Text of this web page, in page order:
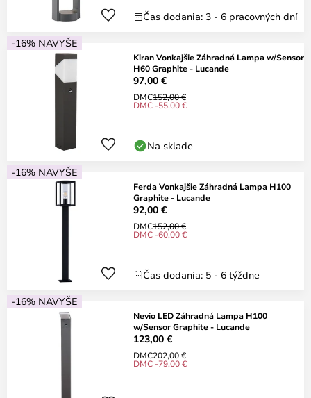
Čas dodania: 3 - 6 pracovných dní
-16% NAVYŠE
Kiran Vonkajšie Záhradná Lampa w/Sensor
H60 Graphite - Lucande
97,00 €
DMC152,00 €
DMC -55,00 €
Na sklade
-16% NAVYŠE
Ferda Vonkajšie Záhradná Lampa H100
Graphite - Lucande
92,00 €
DMC152,00 €
DMC -60,00 €
Čas dodania: 5 - 6 týždne
-16% NAVYŠE
Nevio LED Záhradná Lampa H100
w/Sensor Graphite - Lucande
123,00 €
DMC202,00 €
DMC -79,00 €